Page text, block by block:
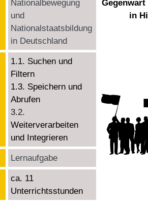
Nationalbewegung
und
Nationalstaatsbildung
in Deutschland
in
1.1. Suchen und
Filtern
1.3. Speichern und
Abrufen
3.2.
Weiterverarbeiten
und Integrieren
Lernaufgabe
ca. 11
Unterrichtsstunden